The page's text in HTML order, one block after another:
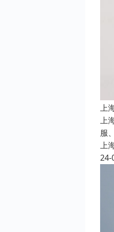
上
上
服
上
24-